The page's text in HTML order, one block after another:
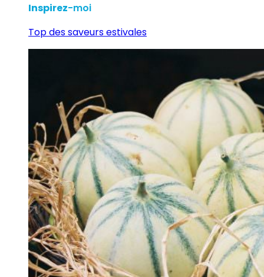
Inspirez-moi
Top des saveurs estivales